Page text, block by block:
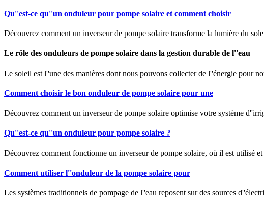
Qu''est-ce qu''un onduleur pour pompe solaire et comment choisir
Découvrez comment un inverseur de pompe solaire transforme la lumière du
Le rôle des onduleurs de pompe solaire dans la gestion durable de l''eau
Le soleil est l''une des manières dont nous pouvons collecter de l''énergie pour
Comment choisir le bon onduleur de pompe solaire pour une
Découvrez comment un inverseur de pompe solaire optimise votre système
Qu''est-ce qu''un onduleur pour pompe solaire ?
Découvrez comment fonctionne un inverseur de pompe solaire, où il est utilisé
Comment utiliser l''onduleur de la pompe solaire pour
Les systèmes traditionnels de pompage de l''eau reposent sur des sources